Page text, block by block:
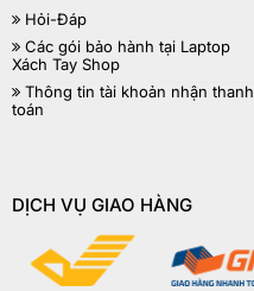
Hỏi-Đáp
Các gói bảo hành tại Laptop
Xách Tay Shop
Thông tin tài khoản nhận thanh
toán
DỊCH VỤ GIAO HÀNG